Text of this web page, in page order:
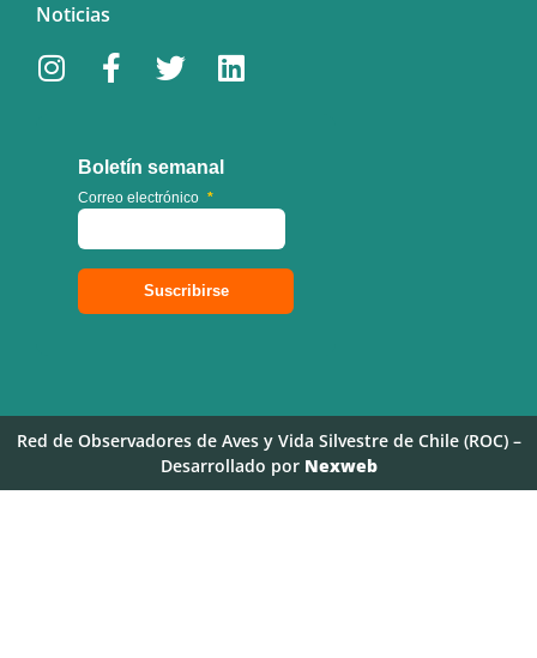
Noticias
Boletín semanal
Correo electrónico *
Red de Observadores de Aves y Vida Silvestre de Chile (ROC) –
Desarrollado por Nexweb